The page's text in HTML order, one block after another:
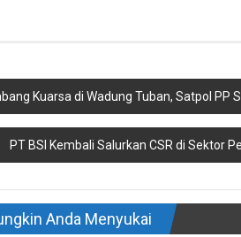
Kuarsa di Wadung Tuban, Satpol PP
PT BSI Kembali Salurkan CSR di Sektor
Anda Menyukai